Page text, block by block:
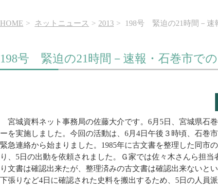
HOME ネットニュース 2013 198号 緊迫の21時間－速
198号 緊迫の21時間－速報・石巻市で
宮城資料ネット事務局の佐藤大介です。6月5日、宮城県石
ーを実施しました。今回の活動は、6月4日午後３時頃、石巻
緊急連絡から始まりました。1985年に古文書を整理した同市
り、5日の出動を依頼されました。Ｇ家では佐々木さんら担
り文書は確認出来たが、整理済みの古文書は確認出来ないと
下張りなど4日に確認された史料を搬出するため、5日の人員